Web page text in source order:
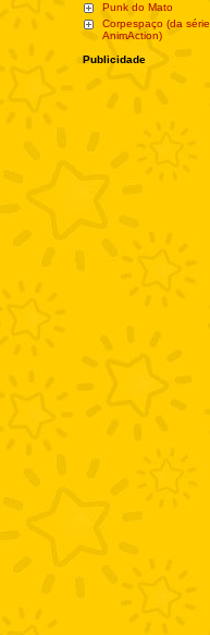
Punk do Mato
Corpespaço (da série
AnimAction)
Publicidade